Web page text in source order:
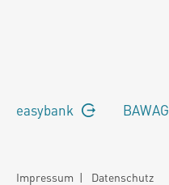
easybank BAWAG
Impressum | Datenschutz